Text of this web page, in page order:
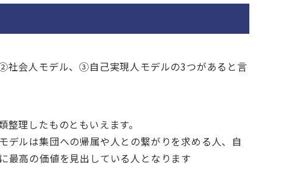
会人モデル、③自己実現人モデルの3つがあると言
理したものともいえます。
デルは集団への帰属や人との繋がりを求める人、自
最高の価値を見出している人となります